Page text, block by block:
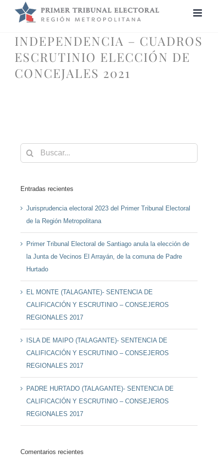
INDEPENDENCIA – CUADROS
ESCRUTINIO ELECCIÓN DE
CONCEJALES 2021
Buscar:
Entradas recientes
Jurisprudencia electoral 2023 del Primer Tribunal Electoral
de la Región Metropolitana
Primer Tribunal Electoral de Santiago anula la elección de
la Junta de Vecinos El Arrayán, de la comuna de Padre
Hurtado
EL MONTE (TALAGANTE)- SENTENCIA DE
CALIFICACIÓN Y ESCRUTINIO – CONSEJEROS
REGIONALES 2017
ISLA DE MAIPO (TALAGANTE)- SENTENCIA DE
CALIFICACIÓN Y ESCRUTINIO – CONSEJEROS
REGIONALES 2017
PADRE HURTADO (TALAGANTE)- SENTENCIA DE
CALIFICACIÓN Y ESCRUTINIO – CONSEJEROS
REGIONALES 2017
Comentarios recientes